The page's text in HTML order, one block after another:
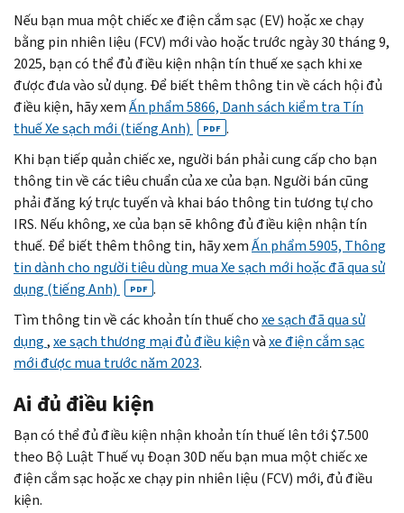
Nếu bạn mua một chiếc xe điện cắm sạc (EV) hoặc xe chạy
bằng pin nhiên liệu (FCV) mới vào hoặc trước ngày 30 tháng 9,
2025, bạn có thể đủ điều kiện nhận tín thuế xe sạch khi xe
được đưa vào sử dụng. Để biết thêm thông tin về cách hội đủ
điều kiện, hãy xemẤn phẩm 5866, Danh sách kiểm tra Tín
thuế Xe sạch mới (tiếng Anh)
PDF .
Khi bạn tiếp quản chiếc xe, người bán phải cung cấp cho bạn
thông tin về các tiêu chuẩn của xe của bạn. Người bán cũng
phải đăng ký trực tuyến và khai báo thông tin tương tự cho
IRS. Nếu không, xe của bạn sẽ không đủ điều kiện nhận tín
thuế. Để biết thêm thông tin, hãy xemẤn phẩm 5905, Thông
tin dành cho người tiêu dùng mua Xe sạch mới hoặc đã qua sử
dụng (tiếng Anh)
PDF .
Tìm thông tin về các khoản tín thuế choxe sạch đã qua sử
dụng,xe sạch thương mại đủ điều kiệnvàxe điện cắm sạc
mới được mua trước năm 2023.
Ai đủ điều kiện
Bạn có thể đủ điều kiện nhận khoản tín thuế lên tới $7.500
theo Bộ Luật Thuế vụ Đoạn 30D nếu bạn mua một chiếc xe
điện cắm sạc hoặc xe chạy pin nhiên liệu (FCV) mới, đủ điều
kiện.